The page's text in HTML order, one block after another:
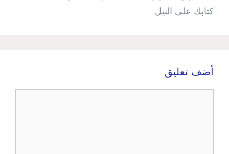
كتابك على النيل
أضف تعليق